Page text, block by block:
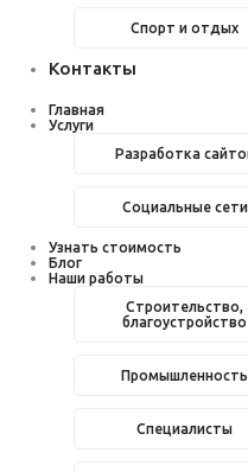
Спорт и отдых
Контакты
Главная
Услуги
Разработка
Социальные сети
Узнать стоимость
Блог
Наши работы
Строительство,
благоустройство
Промышленность
Специалисты